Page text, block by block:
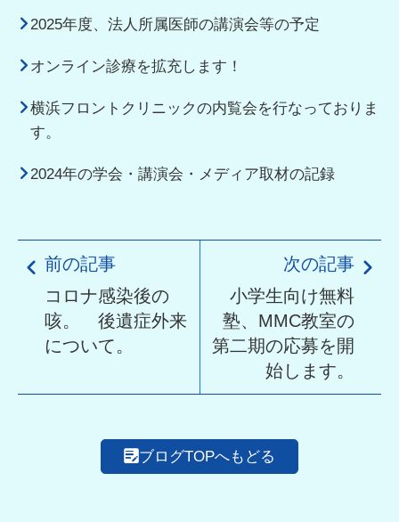
2025年度、法人所属医師の講演会等の予定
オンライン診療を拡充します！
横浜フロントクリニックの内覧会を行なっておりま
す。
2024年の学会・講演会・メディア取材の記録
前の記事
コロナ感染後の
咳。 後遺症外来
について。
次の記事
小学生向け無料
塾、MMC教室の
第二期の応募を開
始します。
ブログTOPへもどる